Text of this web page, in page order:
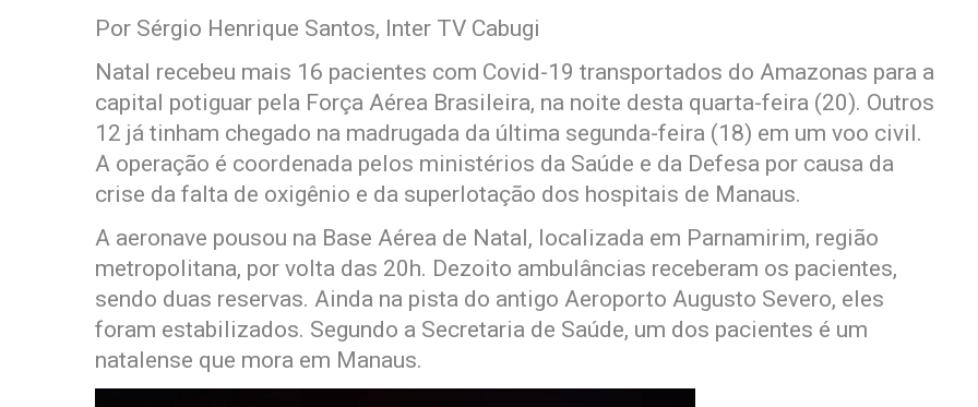
Por Sérgio Henrique Santos, Inter TV Cabugi
Natal recebeu mais 16 pacientes com Covid-19 transportados do Amazonas para a
capital potiguar pela Força Aérea Brasileira, na noite desta quarta-feira (20). Outros
12 já tinham chegado na madrugada da última segunda-feira (18) em um voo civil.
A operação é coordenada pelos ministérios da Saúde e da Defesa por causa da
crise da falta de oxigênio e da superlotação dos hospitais de Manaus.
A aeronave pousou na Base Aérea de Natal, localizada em Parnamirim, região
metropolitana, por volta das 20h. Dezoito ambulâncias receberam os pacientes,
sendo duas reservas. Ainda na pista do antigo Aeroporto Augusto Severo, eles
foram estabilizados. Segundo a Secretaria de Saúde, um dos pacientes é um
natalense que mora em Manaus.